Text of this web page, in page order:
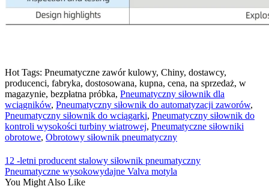
Hot Tags: Pneumatyczne zawór kulowy, Chiny, dostawcy,
producenci, fabryka, dostosowana, kupna, cena, na sprzedaż, w
magazynie, bezpłatna próbka, Pneumatyczny siłownik dla
wciągników, Pneumatyczny siłownik do automatyzacji zaworów,
Pneumatyczny siłownik do wciągarki, Pneumatyczny siłownik do
kontroli wysokości turbiny wiatrowej, Pneumatyczne siłowniki
obrotowe, Obrotowy siłownik pneumatyczny
12 -letni producent stalowy siłownik pneumatyczny
Pneumatyczne wysokowydajne Valva motyla
You Might Also Like